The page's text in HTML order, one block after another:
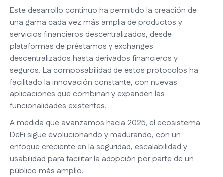
Este desarrollo continuo ha permitido la creación de
una gama cada vez más amplia de productos y
servicios financieros descentralizados, desde
plataformas de préstamos y exchanges
descentralizados hasta derivados financieros y
seguros. La composabilidad de estos protocolos ha
facilitado la innovación constante, con nuevas
aplicaciones que combinan y expanden las
funcionalidades existentes.
A medida que avanzamos hacia 2025, el ecosistema
DeFi sigue evolucionando y madurando, con un
enfoque creciente en la seguridad, escalabilidad y
usabilidad para facilitar la adopción por parte de un
público más amplio.